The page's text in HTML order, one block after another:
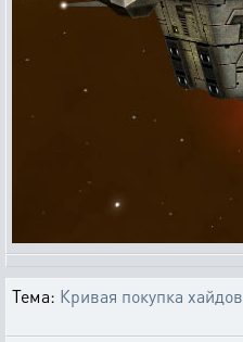
Тема: Кривая покупка хайдов